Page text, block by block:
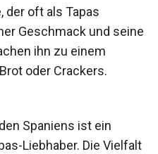
der oft als Tapas
Geschmack und seine
ihn zu einem
oder Crackers.
Spaniens ist ein
Liebhaber. Die Vielfalt